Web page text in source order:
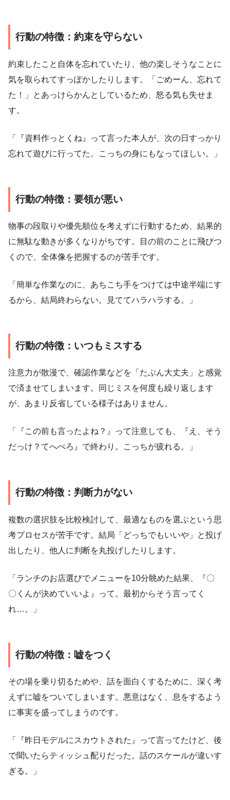
行動の特徴：約束を守らない
約束したこと自体を忘れていたり、他の楽しそうなことに
気を取られてすっぽかしたりします。「ごめーん、忘れて
た！」とあっけらかんとしているため、怒る気も失せま
す。
「『資料作っとくね』って言った本人が、次の日すっかり
忘れて遊びに行ってた。こっちの身にもなってほしい。」
行動の特徴：要領が悪い
物事の段取りや優先順位を考えずに行動するため、結果的
に無駄な動きが多くなりがちです。目の前のことに飛びつ
くので、全体像を把握するのが苦手です。
「簡単な作業なのに、あちこち手をつけては中途半端にす
るから、結局終わらない。見ててハラハラする。」
行動の特徴：いつもミスする
注意力が散漫で、確認作業などを「たぶん大丈夫」と感覚
で済ませてしまいます。同じミスを何度も繰り返します
が、あまり反省している様子はありません。
「『この前も言ったよね？』って注意しても、『え、そう
だっけ？てへぺろ』で終わり。こっちが疲れる。」
行動の特徴：判断力がない
複数の選択肢を比較検討して、最適なものを選ぶという思
考プロセスが苦手です。結局「どっちでもいいや」と投げ
出したり、他人に判断を丸投げしたりします。
「ランチのお店選びでメニューを10分眺めた結果、『〇
〇くんが決めていいよ』って。最初からそう言ってく
れ…。」
行動の特徴：嘘をつく
その場を乗り切るためや、話を面白くするために、深く考
えずに嘘をついてしまいます。悪意はなく、息をするよう
に事実を盛ってしまうのです。
「『昨日モデルにスカウトされた』って言ってたけど、後
で聞いたらティッシュ配りだった。話のスケールが違いす
ぎる。」